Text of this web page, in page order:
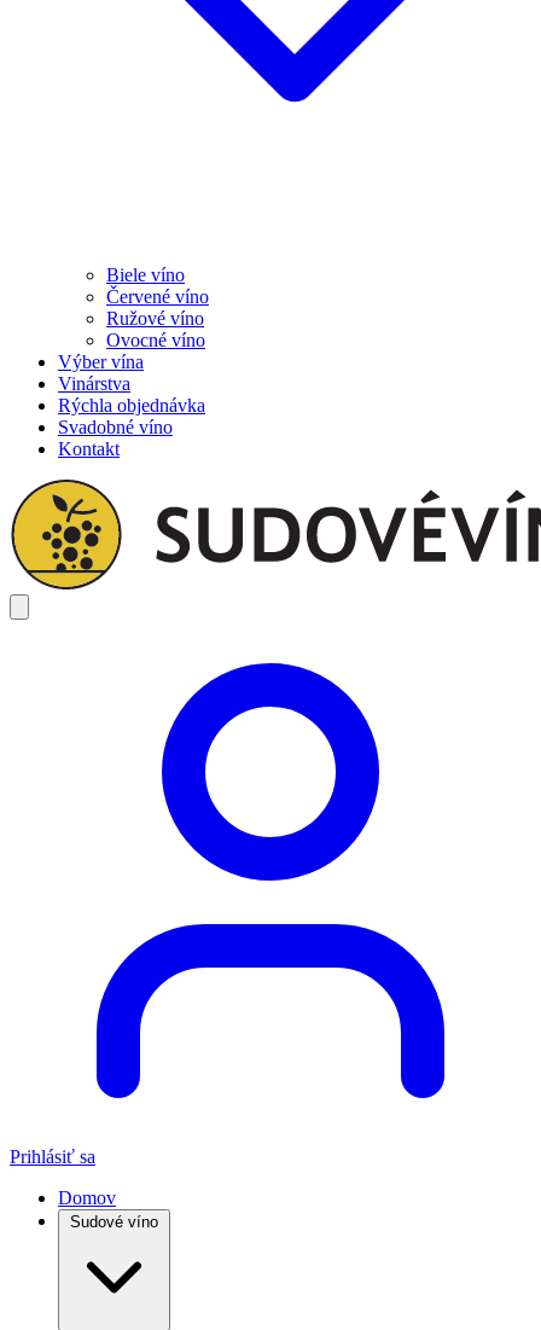
Biele víno
Červené víno
Ružové víno
Ovocné víno
Výber vína
Vinárstva
Rýchla objednávka
Svadobné víno
Kontakt
Prihlásiť sa
Domov
Sudové víno